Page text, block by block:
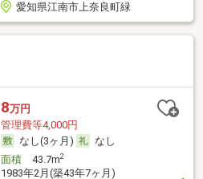
愛知県江南市上奈良町緑
8万円
管理費等4,000円
なし(3ヶ月)
なし
面積43.7m2
1983年2月(築43年7ヶ月)